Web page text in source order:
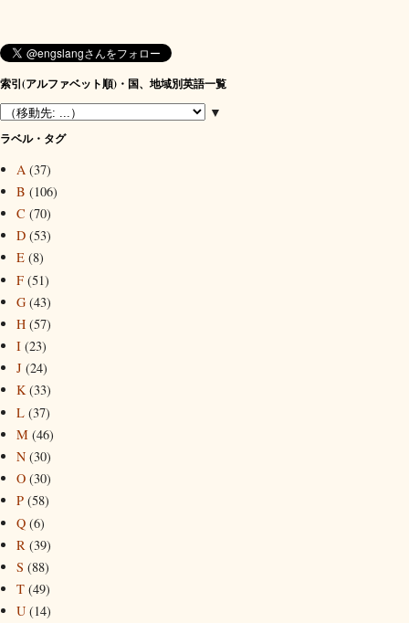
索引(アルファベット順)・国、地域別英語一覧
▼
ラベル・タグ
A (37)
B (106)
C (70)
D (53)
E (8)
F (51)
G (43)
H (57)
I (23)
J (24)
K (33)
L (37)
M (46)
N (30)
O (30)
P (58)
Q (6)
R (39)
S (88)
T (49)
U (14)